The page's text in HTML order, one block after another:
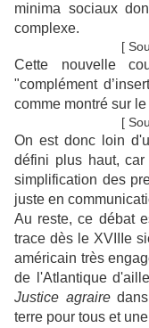
minima sociaux
complexe.
[
Cette nouvelle
"complément
comme montré sur
[
On est donc loin
défini plus haut,
simplification des
juste en
Au reste, ce débat
trace dès le XVIIIe
américain très
de l'Atlantique
Justice agrairedans
terre pour tous et